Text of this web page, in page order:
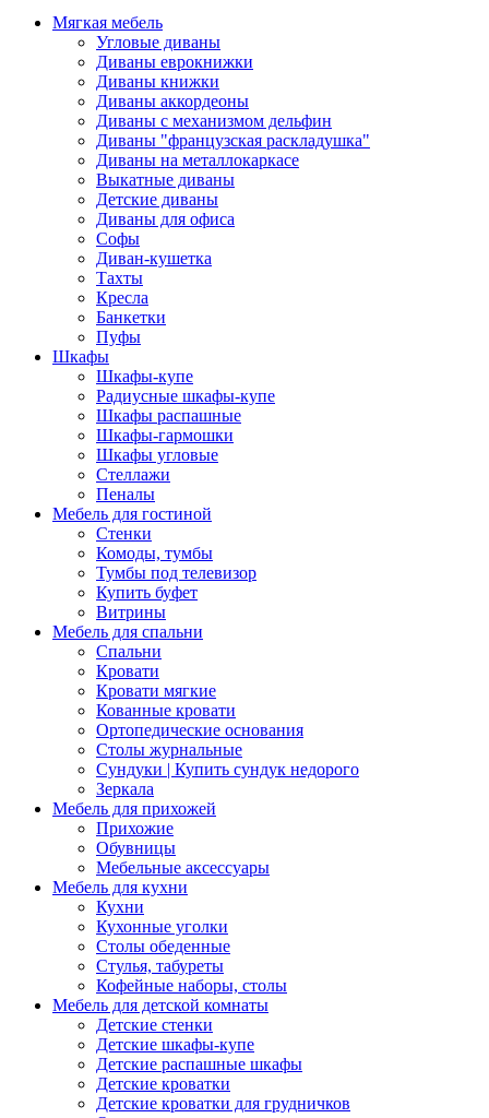
Мягкая мебель
Угловые диваны
Диваны еврокнижки
Диваны книжки
Диваны аккордеоны
Диваны с механизмом дельфин
Диваны "французская раскладушка"
Диваны на металлокаркасе
Выкатные диваны
Детские диваны
Диваны для офиса
Софы
Диван-кушетка
Тахты
Кресла
Банкетки
Пуфы
Шкафы
Шкафы-купе
Радиусные шкафы-купе
Шкафы распашные
Шкафы-гармошки
Шкафы угловые
Стеллажи
Пеналы
Мебель для гостиной
Стенки
Комоды, тумбы
Тумбы под телевизор
Купить буфет
Витрины
Мебель для спальни
Спальни
Кровати
Кровати мягкие
Кованные кровати
Ортопедические основания
Столы журнальные
Сундуки | Купить сундук недорого
Зеркала
Мебель для прихожей
Прихожие
Обувницы
Мебельные аксессуары
Мебель для кухни
Кухни
Кухонные уголки
Столы обеденные
Стулья, табуреты
Кофейные наборы, столы
Мебель для детской комнаты
Детские стенки
Детские шкафы-купе
Детские распашные шкафы
Детские кроватки
Детские кроватки для грудничков